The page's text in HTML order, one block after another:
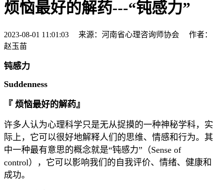
烦恼最好的解药---“钝感力”
2023-08-01 11:01:03 来源：河南省心理咨询师协会 作者：
赵玉苗
钝感力
Suddenness
『 烦恼最好的解药』
许多人认为心理科学只是无从捉摸的一种神秘学科，实
际上，它可以很好地解释人们的思维、情感和行为。其
中一种最有意思的概念就是“钝感力”（Sense of
control），它可以影响我们的自我评价、情绪、健康和
成功。